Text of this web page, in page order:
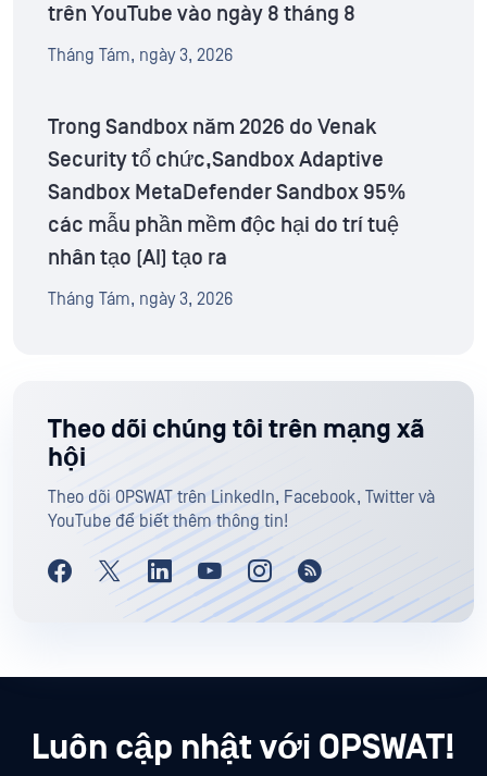
trên YouTube vào ngày 8 tháng 8
Tháng Tám, ngày 3, 2026
Trong Sandbox năm 2026 do Venak
Security tổ chức,Sandbox Adaptive
Sandbox MetaDefender Sandbox 95%
các mẫu phần mềm độc hại do trí tuệ
nhân tạo (AI) tạo ra
Tháng Tám, ngày 3, 2026
Theo dõi chúng tôi trên mạng xã
hội
Theo dõi OPSWAT trên LinkedIn, Facebook, Twitter và
YouTube để biết thêm thông tin!
Luôn cập nhật với OPSWAT!